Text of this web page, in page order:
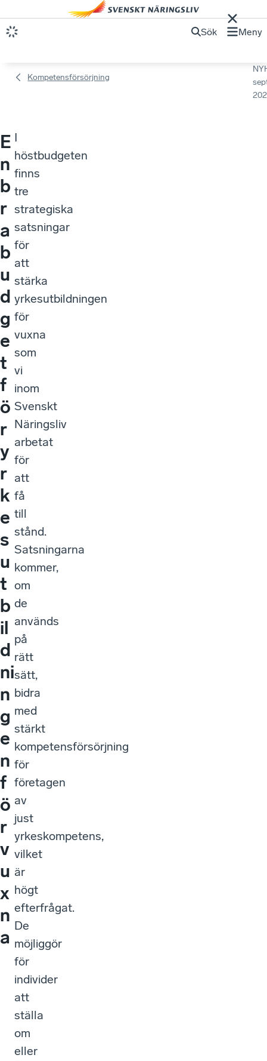
Sök Meny
Kompetensförsörjning
E
n
b
r
a
b
u
d
g
e
t
f
ö
r
y
r
k
e
s
u
t
b
il
d
ni
n
g
e
n
f
ö
r
v
u
x
n
a
I
höstbudgeten
finns
tre
strategiska
satsningar
för
att
stärka
yrkesutbildningen
för
vuxna
som
vi
inom
Svenskt
Näringsliv
arbetat
för
att
få
till
stånd.
Satsningarna
kommer,
om
de
används
på
rätt
sätt,
bidra
med
stärkt
kompetensförsörjning
för
företagen
av
just
yrkeskompetens,
vilket
är
högt
efterfrågat.
De
möjliggör
för
individer
att
ställa
om
eller